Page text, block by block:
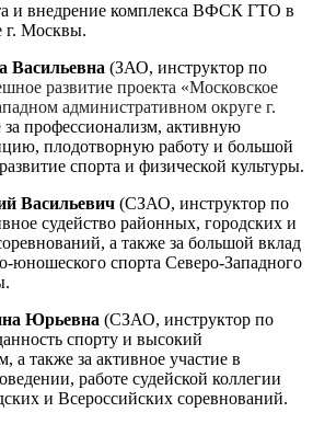
и внедрение комплекса ВФСК ГТО в
г. Москвы.
Васильевна (ЗАО, инструктор по
развитие проекта «Московское
административном округе г.
за профессионализм, активную
плодотворную работу и большой
спорта и физической культуры.
Васильевич (СЗАО, инструктор по
судейство районных, городских и
а также за большой вклад
юношеского спорта Северо-Западного
Юрьевна (СЗАО, инструктор по
спорту и высокий
а также за активное участие в
работе судейской коллегии
и Всероссийских соревнований.